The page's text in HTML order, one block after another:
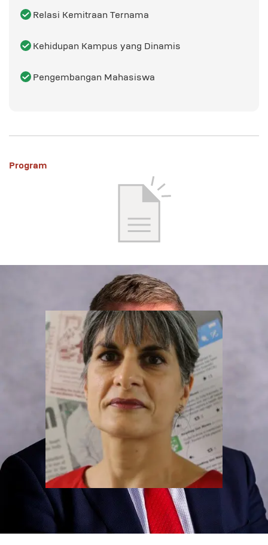
Relasi Kemitraan Ternama
Kehidupan Kampus yang Dinamis
Pengembangan Mahasiswa
Program
No Program
Sorry, currently we don't have any program
available for you
Petinggi Universitas